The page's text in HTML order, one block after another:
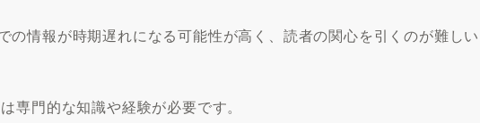
の情報が時期遅れになる可能性が高く、読者の関心を引くのが難しい
専門的な知識や経験が必要です。